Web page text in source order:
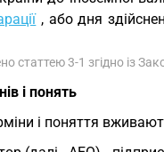
, або дня
статтею 3-1 згідно із
і понять
і поняття